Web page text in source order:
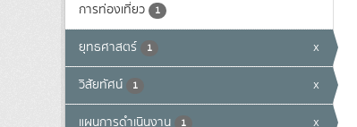
การท่องเที่ยว 1
ยุทธศาสตร์ 1 x
วิสัยทัศน์ 1 x
แผนการดำเนินงาน 1 x